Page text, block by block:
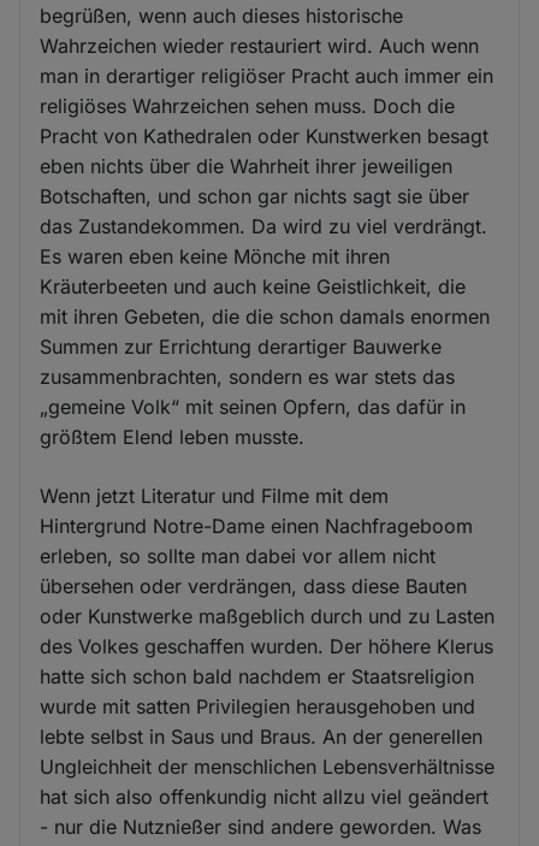
begrüßen, wenn auch dieses historische
Wahrzeichen wieder restauriert wird. Auch wenn
man in derartiger religiöser Pracht auch immer ein
religiöses Wahrzeichen sehen muss. Doch die
Pracht von Kathedralen oder Kunstwerken besagt
eben nichts über die Wahrheit ihrer jeweiligen
Botschaften, und schon gar nichts sagt sie über
das Zustandekommen. Da wird zu viel verdrängt.
Es waren eben keine Mönche mit ihren
Kräuterbeeten und auch keine Geistlichkeit, die
mit ihren Gebeten, die die schon damals enormen
Summen zur Errichtung derartiger Bauwerke
zusammenbrachten, sondern es war stets das
„gemeine Volk“ mit seinen Opfern, das dafür in
größtem Elend leben musste.
Wenn jetzt Literatur und Filme mit dem
Hintergrund Notre-Dame einen Nachfrageboom
erleben, so sollte man dabei vor allem nicht
übersehen oder verdrängen, dass diese Bauten
oder Kunstwerke maßgeblich durch und zu Lasten
des Volkes geschaffen wurden. Der höhere Klerus
hatte sich schon bald nachdem er Staatsreligion
wurde mit satten Privilegien herausgehoben und
lebte selbst in Saus und Braus. An der generellen
Ungleichheit der menschlichen Lebensverhältnisse
hat sich also offenkundig nicht allzu viel geändert
- nur die Nutznießer sind andere geworden. Was